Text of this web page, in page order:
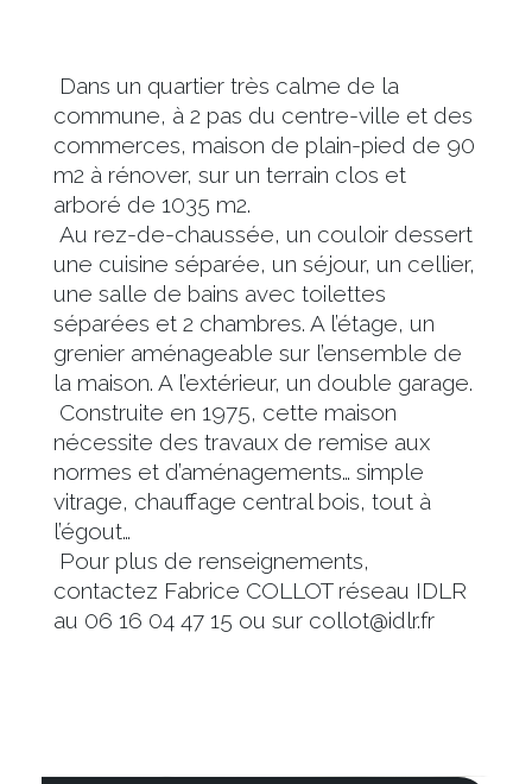
Dans un quartier très calme de la
commune, à 2 pas du centre-ville et des
commerces, maison de plain-pied de 90
m2 à rénover, sur un terrain clos et
arboré de 1035 m2.
Au rez-de-chaussée, un couloir dessert
une cuisine séparée, un séjour, un cellier,
une salle de bains avec toilettes
séparées et 2 chambres. A l’étage, un
grenier aménageable sur l’ensemble de
la maison. A l’extérieur, un double garage.
Construite en 1975, cette maison
nécessite des travaux de remise aux
normes et d’aménagements… simple
vitrage, chauffage central bois, tout à
l’égout…
Pour plus de renseignements,
contactez Fabrice COLLOT réseau IDLR
au 06 16 04 47 15 ou sur collot@idlr.fr